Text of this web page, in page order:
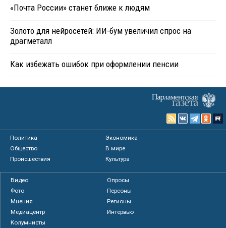
«Почта России» станет ближе к людям
Золото для нейросетей: ИИ-бум увеличил спрос на
драгметалл
Как избежать ошибок при оформлении пенсии
Политика
Экономика
Общество
В мире
Происшествия
Культура
Видео
Опросы
Фото
Персоны
Мнения
Регионы
Медиацентр
Интервью
Колумнисты